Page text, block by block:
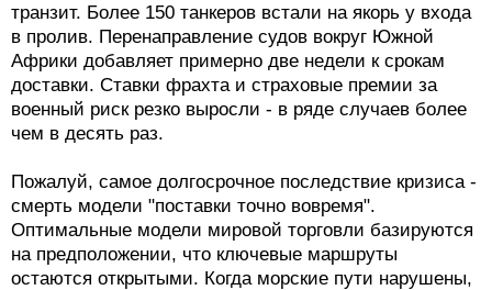
транзит. Более 150 танкеров встали на якорь у входа
в пролив. Перенаправление судов вокруг Южной
Африки добавляет примерно две недели к срокам
доставки. Ставки фрахта и страховые премии за
военный риск резко выросли - в ряде случаев более
чем в десять раз.
Пожалуй, самое долгосрочное последствие кризиса -
смерть модели "поставки точно вовремя".
Оптимальные модели мировой торговли базируются
на предположении, что ключевые маршруты
остаются открытыми. Когда морские пути нарушены,